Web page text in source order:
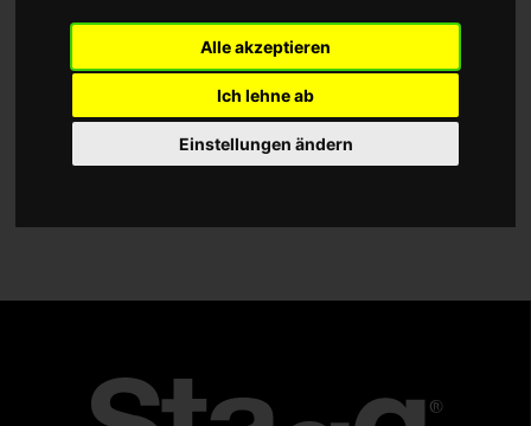
Alle akzeptieren
Ich lehne ab
Einstellungen ändern
Typ
Kuhglocken
China
Hi-Hats